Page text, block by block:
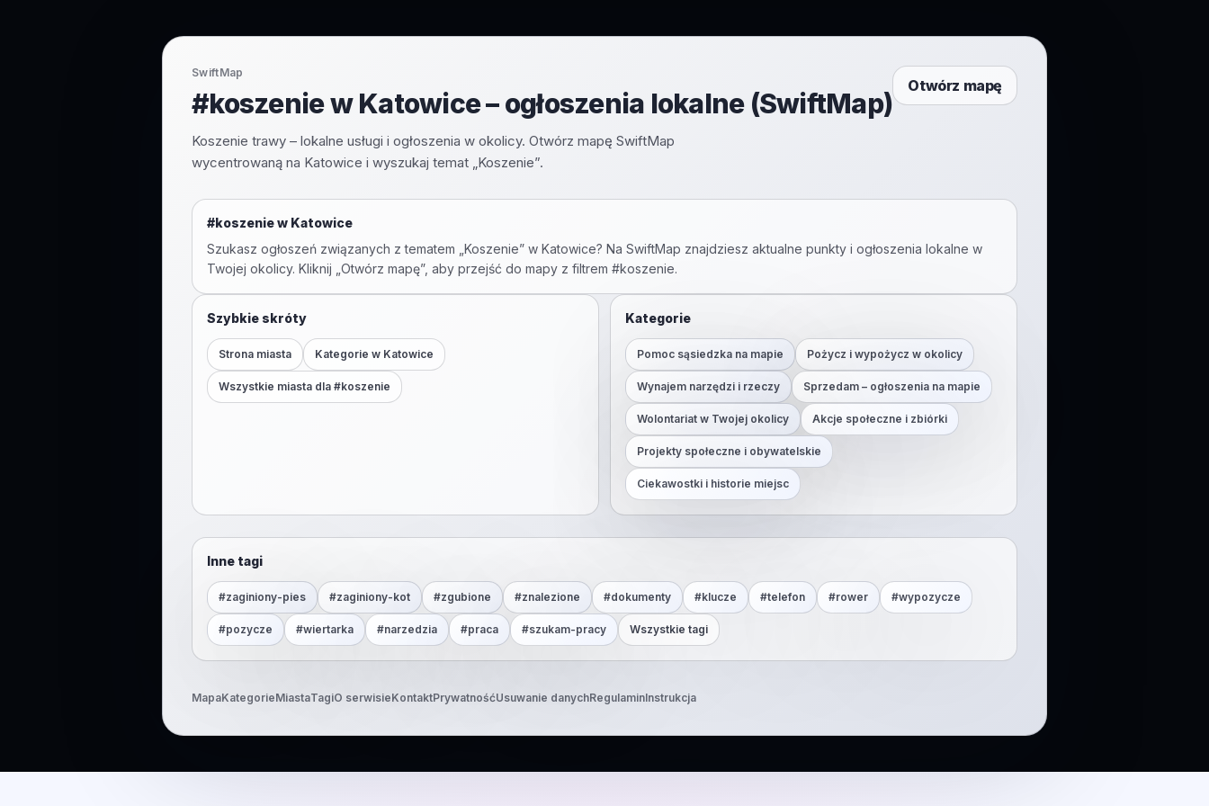
SwiftMap
#koszenie w Katowice – ogłoszenia lokalne (SwiftMap)
Koszenie trawy – lokalne usługi i ogłoszenia w okolicy. Otwórz mapę SwiftMap
wycentrowaną na Katowice i wyszukaj temat „Koszenie”.
Otwórz mapę
#koszeniew Katowice
Szukasz ogłoszeń związanych z tematem „ Koszenie” w Katowice? Na SwiftMap znajdziesz aktualne punkty i ogłoszenia lokalne w
Twojej okolicy. Kliknij „Otwórz mapę”, aby przejść do mapy z filtrem #koszenie.
Szybkie skróty
Strona miasta Kategorie w Katowice
Wszystkie miasta dla #koszenie
Kategorie
Pomoc sąsiedzka na mapie Pożycz i wypożycz w okolicy
Wynajem narzędzi i rzeczy Sprzedam – ogłoszenia na mapie
Wolontariat w Twojej okolicy Akcje społeczne i zbiórki
Projekty społeczne i obywatelskie
Ciekawostki i historie miejsc
Inne tagi
#zaginiony-pies #zaginiony-kot #zgubione #znalezione #dokumenty #klucze #telefon #rower #wypozycze
#pozycze #wiertarka #narzedzia #praca #szukam-pracy Wszystkie tagi
MapaKategorieMiastaTagiO serwisieKontaktPrywatnośćUsuwanie danychRegulaminInstrukcja